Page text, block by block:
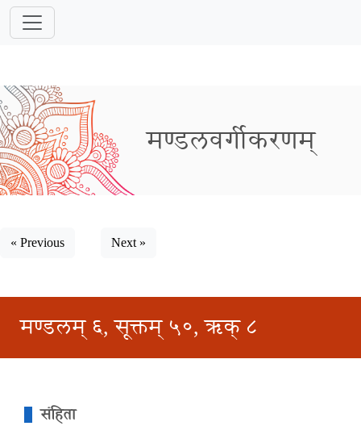
मण्डलवर्गीकरणम्
« Previous Next »
मण्डलम् ६, सूक्तम् ५०, ऋक् ८
संहिता